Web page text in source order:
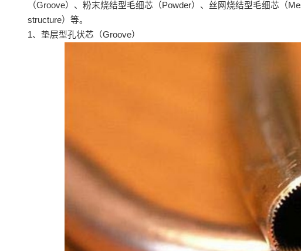
（Groove）、粉末烧结型毛细芯（Powder）、丝网烧结型毛细芯（
structure）等。
1、垫层型孔状芯（Groove）